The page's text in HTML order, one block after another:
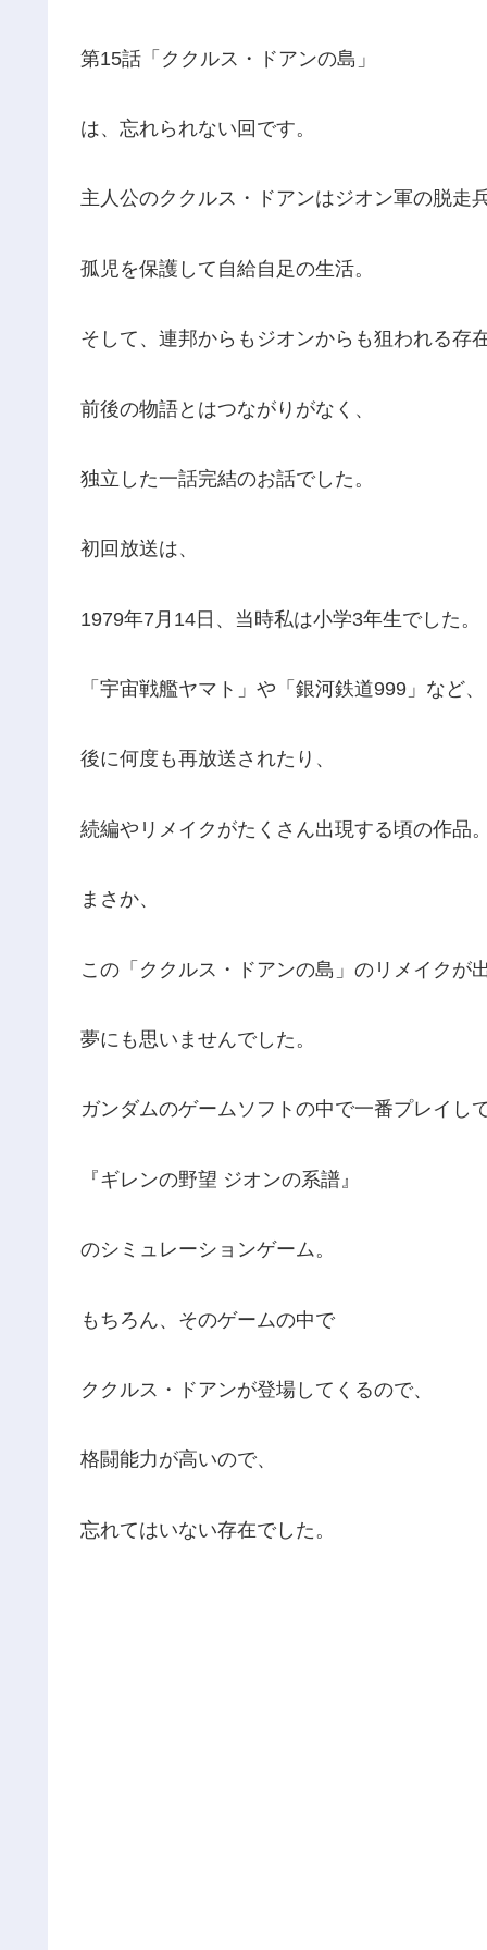
第15話「ククルス・ドアンの島」
は、忘れられない回です。
主人公のククルス・ドアンはジオン軍の脱走兵
孤児を保護して自給自足の生活。
そして、連邦からもジオンからも狙われる存在
前後の物語とはつながりがなく、
独立した一話完結のお話でした。
初回放送は、
1979年7月14日、当時私は小学3年生でした。
「宇宙戦艦ヤマト」や「銀河鉄道999」など、
後に何度も再放送されたり、
続編やリメイクがたくさん出現する頃の作品。
まさか、
この「ククルス・ドアンの島」のリメイクが
夢にも思いませんでした。
ガンダムのゲームソフトの中で一番プレイし
『ギレンの野望 ジオンの系譜』
のシミュレーションゲーム。
もちろん、そのゲームの中で
ククルス・ドアンが登場してくるので、
格闘能力が高いので、
忘れてはいない存在でした。